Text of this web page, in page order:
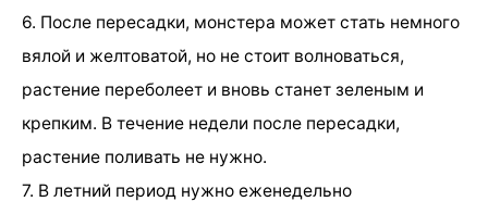
6. После пересадки, монстера может стать немного
вялой и желтоватой, но не стоит волноваться,
растение переболеет и вновь станет зеленым и
крепким. В течение недели после пересадки,
растение поливать не нужно.
7. В летний период нужно еженедельно